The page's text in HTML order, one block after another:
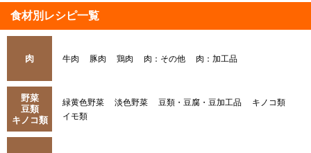
食材別レシピ一覧
肉 牛肉 豚肉 鶏肉 肉：その他 肉：加工品
野菜
豆類
キノコ類
緑黄色野菜 淡色野菜 豆類・豆腐・豆加工品
キノコ類
イモ類